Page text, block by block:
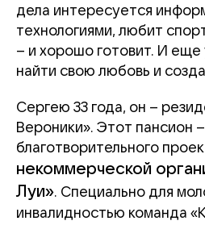
дела интересуется
технологиями, любит
– и хорошо готовит. И еще
найти свою любовь и
Сергею 33 года, он –
Вероники». Этот пансион
благотворительного
некоммерческой
Луи». Специально для
инвалидностью команда